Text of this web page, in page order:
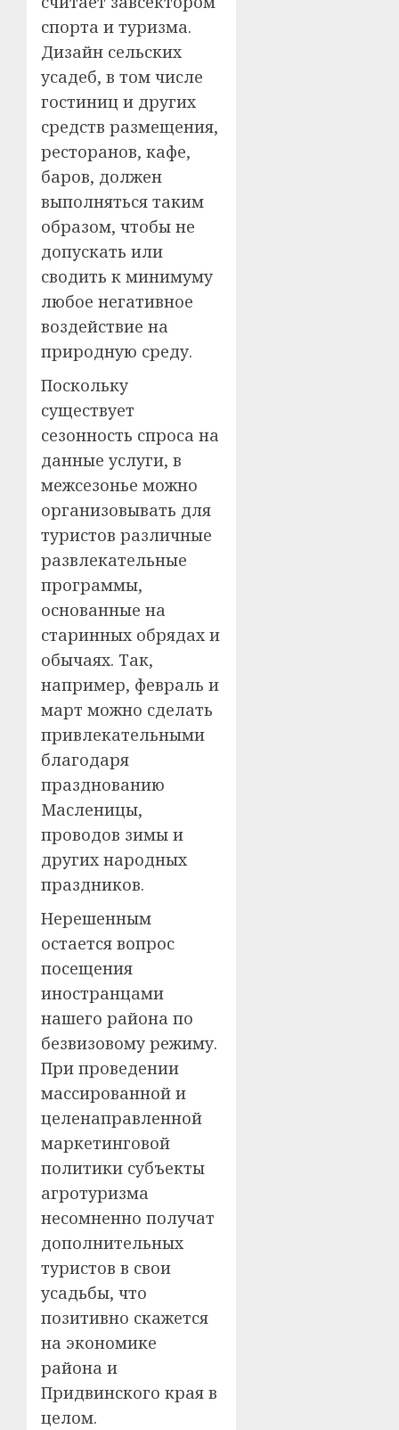
спорта и туризма.
Дизайн сельских
усадеб, в том числе
гостиниц и других
средств размещения,
ресторанов, кафе,
баров, должен
выполняться таким
образом, чтобы не
допускать или
сводить к минимуму
любое негативное
воздействие на
природную среду.
Поскольку
существует
сезонность спроса на
данные услуги, в
межсезонье можно
организовывать для
туристов различные
развлекательные
программы,
основанные на
старинных обрядах и
обычаях. Так,
например, февраль и
март можно сделать
привлекательными
благодаря
празднованию
Масленицы,
проводов зимы и
других народных
праздников.
Нерешенным
остается вопрос
посещения
иностранцами
нашего района по
безвизовому режиму.
При проведении
массированной и
целенаправленной
маркетинговой
политики субъекты
агротуризма
несомненно получат
дополнительных
туристов в свои
усадьбы, что
позитивно скажется
на экономике
района и
Придвинского края в
целом.